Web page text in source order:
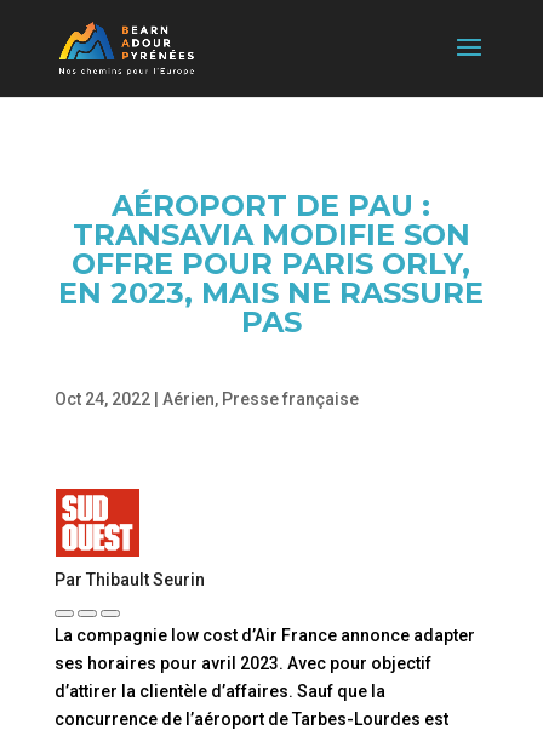
AÉROPORT DE PAU :
TRANSAVIA MODIFIE SON
OFFRE POUR PARIS ORLY,
EN 2023, MAIS NE RASSURE
PAS
Oct 24, 2022| Aérien, Presse française
Par Thibault Seurin
La compagnie low cost d’Air France annonce adapter
ses horaires pour avril 2023. Avec pour objectif
d’attirer la clientèle d’affaires. Sauf que la
concurrence de l’aéroport de Tarbes-Lourdes est